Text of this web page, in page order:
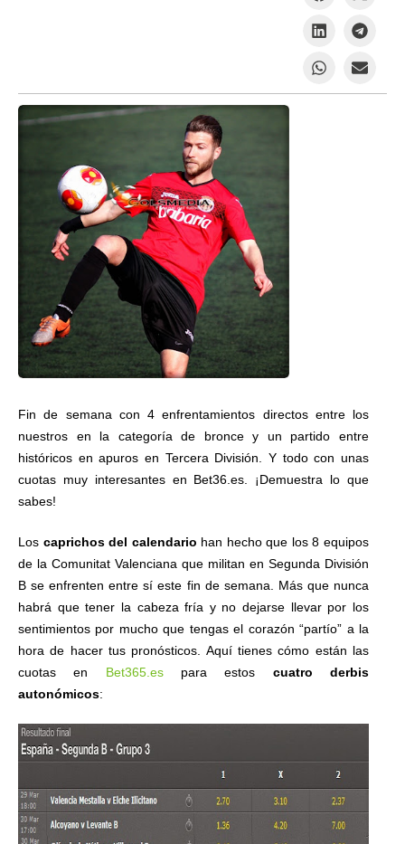
Fin de semana con 4 enfrentamientos directos entre los
nuestros en la categoría de bronce y un partido entre
históricos en apuros en Tercera División. Y todo con unas
cuotas muy interesantes en Bet36.es. ¡Demuestra lo que
sabes!
Los caprichos del calendario han hecho que los 8 equipos
de la Comunitat Valenciana que militan en Segunda División
B se enfrenten entre sí este fin de semana. Más que nunca
habrá que tener la cabeza fría y no dejarse llevar por los
sentimientos por mucho que tengas el corazón “partío” a la
hora de hacer tus pronósticos. Aquí tienes cómo están las
cuotas en Bet365.espara estos cuatro derbis
autonómicos: